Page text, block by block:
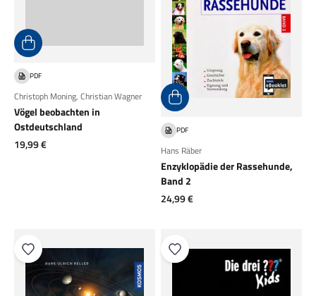
PDF
Christoph Moning, Christian Wagner
Vögel beobachten in
Ostdeutschland
Angebot
19,99 €
PDF
Hans Räber
Enzyklopädie der Rassehunde,
Band 2
Angebot
24,99 €